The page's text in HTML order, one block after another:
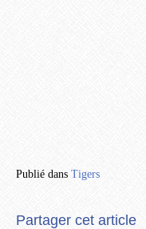
Publié dans Tigers
Partager cet article